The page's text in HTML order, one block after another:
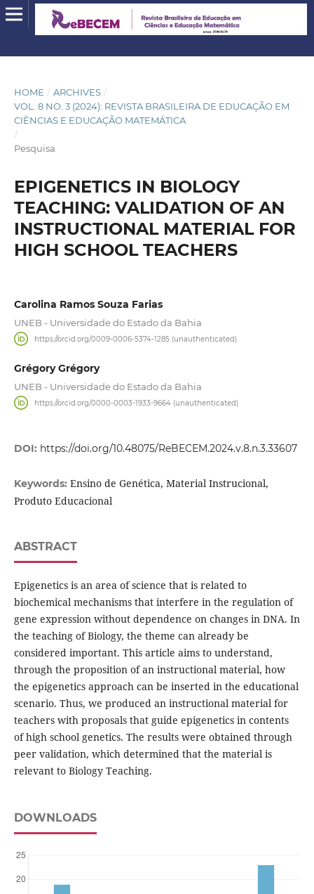
HOME / ARCHIVES /
VOL. 8 NO. 3 (2024): REVISTA BRASILEIRA DE EDUCAÇÃO EM
CIÊNCIAS E EDUCAÇÃO MATEMÁTICA
/
Pesquisa
EPIGENETICS IN BIOLOGY
TEACHING: VALIDATION OF AN
INSTRUCTIONAL MATERIAL FOR
HIGH SCHOOL TEACHERS
Carolina Ramos Souza Farias
UNEB - Universidade do Estado da Bahia
https://orcid.org/0009-0006-5374-1285 (unauthenticated)
Grégory Grégory
UNEB - Universidade do Estado da Bahia
https://orcid.org/0000-0003-1933-9664 (unauthenticated)
DOI: https://doi.org/10.48075/ReBECEM.2024.v.8.n.3.33607
Keywords: Ensino de Genética, Material Instrucional,
Produto Educacional
ABSTRACT
Epigenetics is an area of science that is related to
biochemical mechanisms that interfere in the regulation of
gene expression without dependence on changes in DNA. In
the teaching of Biology, the theme can already be
considered important. This article aims to understand,
through the proposition of an instructional material, how
the epigenetics approach can be inserted in the educational
scenario. Thus, we produced an instructional material for
teachers with proposals that guide epigenetics in contents
of high school genetics. The results were obtained through
peer validation, which determined that the material is
relevant to Biology Teaching.
DOWNLOADS